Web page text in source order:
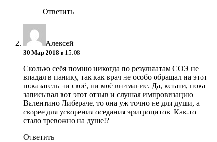
Ответить
Алексей
30 Мар 2018 в 15:08
Сколько себя помню никогда по результатам СОЭ не
впадал в панику, так как врач не особо обращал на этот
показатель ни своё, ни моё внимание. Да, кстати, пока
записывал вот этот отзыв и слушал импровизацию
Валентино Либераче, то она уж точно не для души, а
скорее для ускорения оседания эритроцитов. Как-то
стало тревожно на душе!?
Ответить